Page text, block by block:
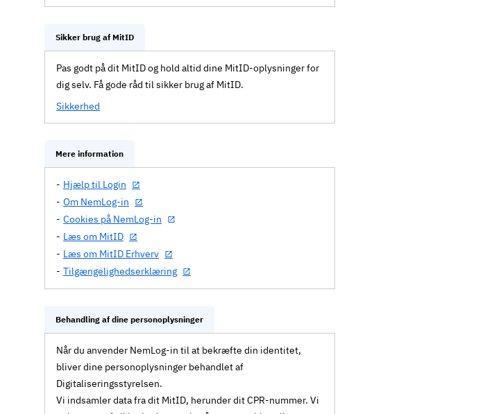
Sikker brug af MitID
Pas godt på dit MitID og hold altid dine MitID-oplysninger for
dig selv. Få gode råd til sikker brug af MitID.
Sikkerhed
Mere information
Hjælp til Login
Om NemLog-in
Cookies på NemLog-in
Læs om MitID
Læs om MitID Erhverv
Tilgængelighedserklæring
Behandling af dine personoplysninger
Når du anvender NemLog-in til at bekræfte din identitet,
bliver dine personoplysninger behandlet af
Digitaliseringsstyrelsen.
Vi indsamler data fra dit MitID, herunder dit CPR-nummer. Vi